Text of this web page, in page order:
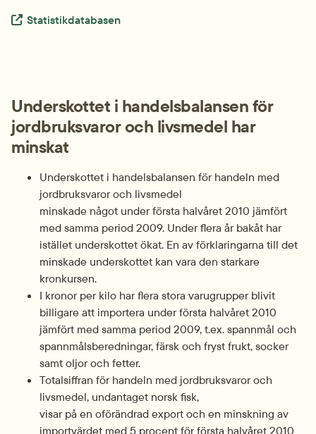
Extern länk.
Statistikdatabasen
Underskottet i handelsbalansen för
jordbruksvaror och livsmedel har
minskat
Underskottet i handelsbalansen för handeln med
jordbruksvaror och livsmedel
minskade något under första halvåret 2010 jämfört
med samma period 2009. Under flera år bakåt har
istället underskottet ökat. En av förklaringarna till det
minskade underskottet kan vara den starkare
kronkursen.
I kronor per kilo har flera stora varugrupper blivit
billigare att importera under första halvåret 2010
jämfört med samma period 2009, t.ex. spannmål och
spannmålsberedningar, färsk och fryst frukt, socker
samt oljor och fetter.
Totalsiffran för handeln med jordbruksvaror och
livsmedel, undantaget norsk fisk,
visar på en oförändrad export och en minskning av
importvärdet med 5 procent för första halvåret 2010